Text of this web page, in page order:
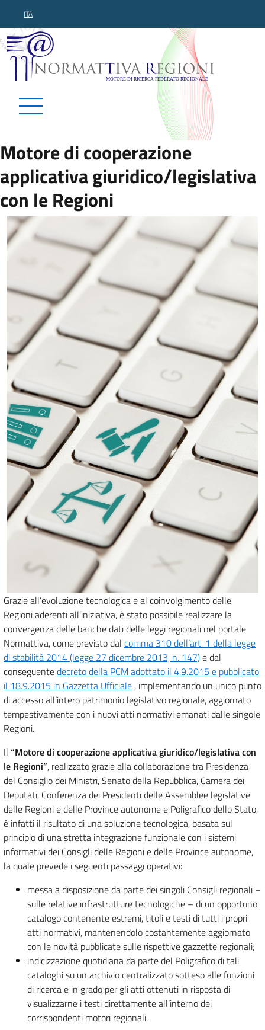
ITA
Normattiva Regioni -
Motore di cooperazione
applicativa giuridico/legislativa
con le Regioni
Grazie all’evoluzione tecnologica e al coinvolgimento delle
Regioni aderenti all’iniziativa, è stato possibile realizzare la
convergenza delle banche dati delle leggi regionali nel portale
Normattiva, come previsto dal comma 310 dell’art. 1 della legge
di stabilità 2014 (legge 27 dicembre 2013, n. 147)e dal
conseguentedecreto della PCM adottato il 4.9.2015 e pubblicato
il 18.9.2015 in Gazzetta Ufficiale , implementando un unico punto
di accesso all’intero patrimonio legislativo regionale, aggiornato
tempestivamente con i nuovi atti normativi emanati dalle singole
Regioni.
Il “Motore di cooperazione applicativa giuridico/legislativa con
le Regioni”, realizzato grazie alla collaborazione tra Presidenza
del Consiglio dei Ministri, Senato della Repubblica, Camera dei
Deputati, Conferenza dei Presidenti delle Assemblee legislative
delle Regioni e delle Province autonome e Poligrafico dello Stato,
è infatti il risultato di una soluzione tecnologica, basata sul
principio di una stretta integrazione funzionale con i sistemi
informativi dei Consigli delle Regioni e delle Province autonome,
la quale prevede i seguenti passaggi operativi:
messa a disposizione da parte dei singoli Consigli regionali –
sulle relative infrastrutture tecnologiche – di un opportuno
catalogo contenente estremi, titoli e testi di tutti i propri
atti normativi, mantenendolo costantemente aggiornato
con le novità pubblicate sulle rispettive gazzette regionali;
indicizzazione quotidiana da parte del Poligrafico di tali
cataloghi su un archivio centralizzato sotteso alle funzioni
di ricerca e in grado per gli atti ottenuti in risposta di
visualizzarne i testi direttamente all’interno dei
corrispondenti motori regionali.